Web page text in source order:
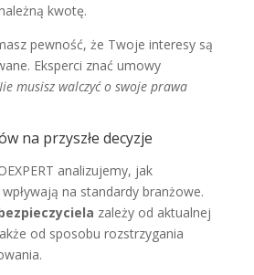
kwotę.
pewność, że Twoje interesy są
Eksperci znać umowy
musisz walczyć o swoje prawa
na przyszłe decyzje
analizujemy, jak
na standardy branżowe.
zależy od aktualnej
od sposobu rozstrzygania